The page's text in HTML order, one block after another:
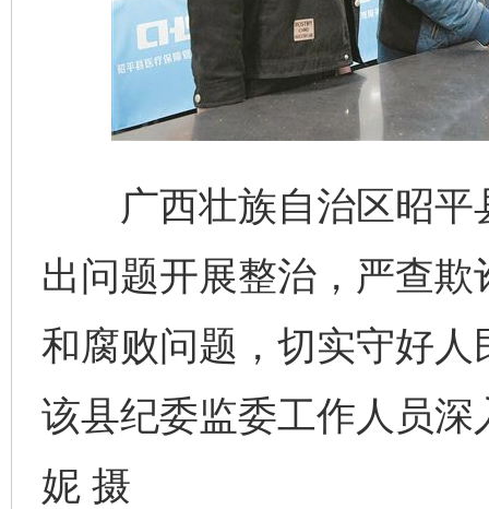
广西壮族自治区昭平
出问题开展整治，严查
和腐败问题，切实守好人
该县纪委监委工作人员
妮 摄